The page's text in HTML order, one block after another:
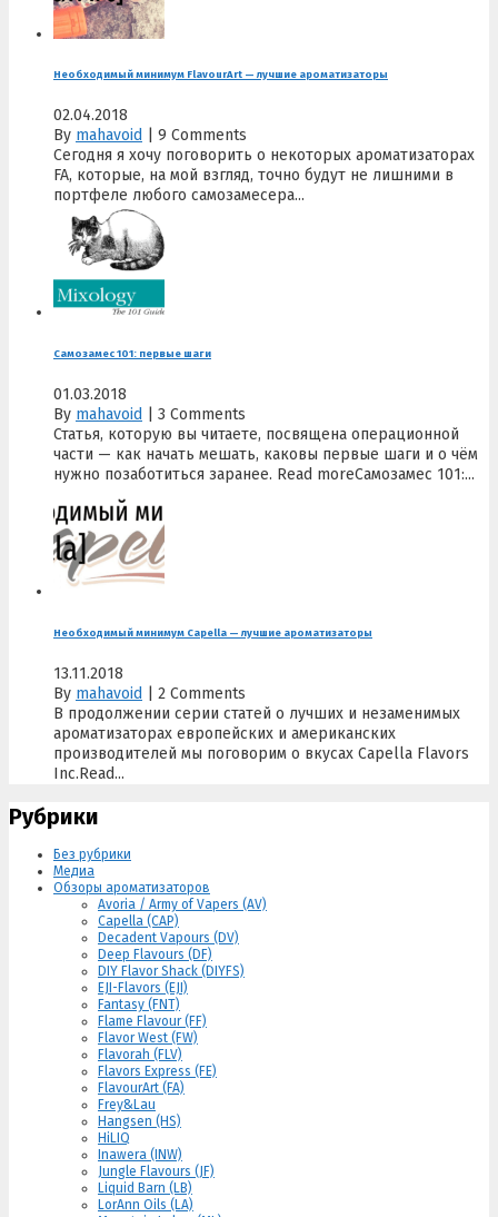
Необходимый минимум FlavourArt — лучшие ароматизаторы
02.04.2018
By mahavoid
9 Comments
Сегодня я хочу поговорить о некоторых ароматизаторах
FA, которые, на мой взгляд, точно будут не лишними в
портфеле любого самозамесера...
Самозамес 101: первые шаги
01.03.2018
By mahavoid
3 Comments
Статья, которую вы читаете, посвящена операционной
части — как начать мешать, каковы первые шаги и о чём
нужно позаботиться заранее. Read moreСамозамес 101:...
Необходимый минимум Capella — лучшие ароматизаторы
13.11.2018
By mahavoid
2 Comments
В продолжении серии статей о лучших и незаменимых
ароматизаторах европейских и американских
производителей мы поговорим о вкусах Capella Flavors
Inc.Read...
Рубрики
Без рубрики
Медиа
Обзоры ароматизаторов
Avoria / Army of Vapers (AV)
Capella (CAP)
Decadent Vapours (DV)
Deep Flavours (DF)
DIY Flavor Shack (DIYFS)
EJI-Flavors (EJI)
Fantasy (FNT)
Flame Flavour (FF)
Flavor West (FW)
Flavorah (FLV)
Flavors Express (FE)
FlavourArt (FA)
Frey&Lau
Hangsen (HS)
HiLIQ
Inawera (INW)
Jungle Flavours (JF)
Liquid Barn (LB)
LorAnn Oils (LA)